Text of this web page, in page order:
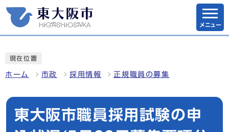
メニュー
現在位置
ホーム 市政 採用情報 正規職員の募集
東大阪市職員採用試験の申